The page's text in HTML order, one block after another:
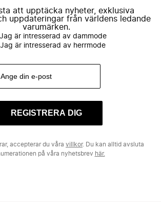
att upptäcka nyheter, exklusiva
uppdateringar från världens ledande
varumärken.
Jag är intresserad av dammode
Jag är intresserad av herrmode
REGISTRERA DIG
accepterar du våra villkor. Du kan alltid avsluta
på våra nyhetsbrev här.